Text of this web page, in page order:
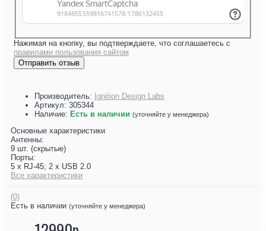
Нажимая на кнопку, вы подтверждаете, что соглашаетесь с
правилами пользования сайтом
Отправить отзыв
Производитель: Ignition Design Labs
Артикул: 305344
Наличие: Есть в наличии (уточняйте у менеджера)
Основные характеристики
Антенны:
9 шт. (скрытые)
Порты:
5 х RJ-45; 2 х USB 2.0
Все характеристики
(0)
Есть в наличии (уточняйте у менеджера)